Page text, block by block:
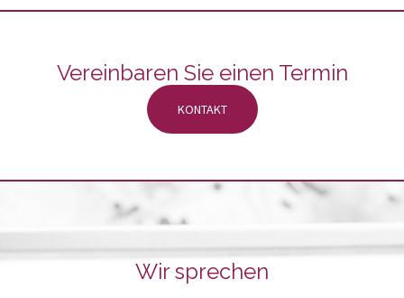
Vereinbaren Sie einen Termin
KONTAKT
Wir sprechen